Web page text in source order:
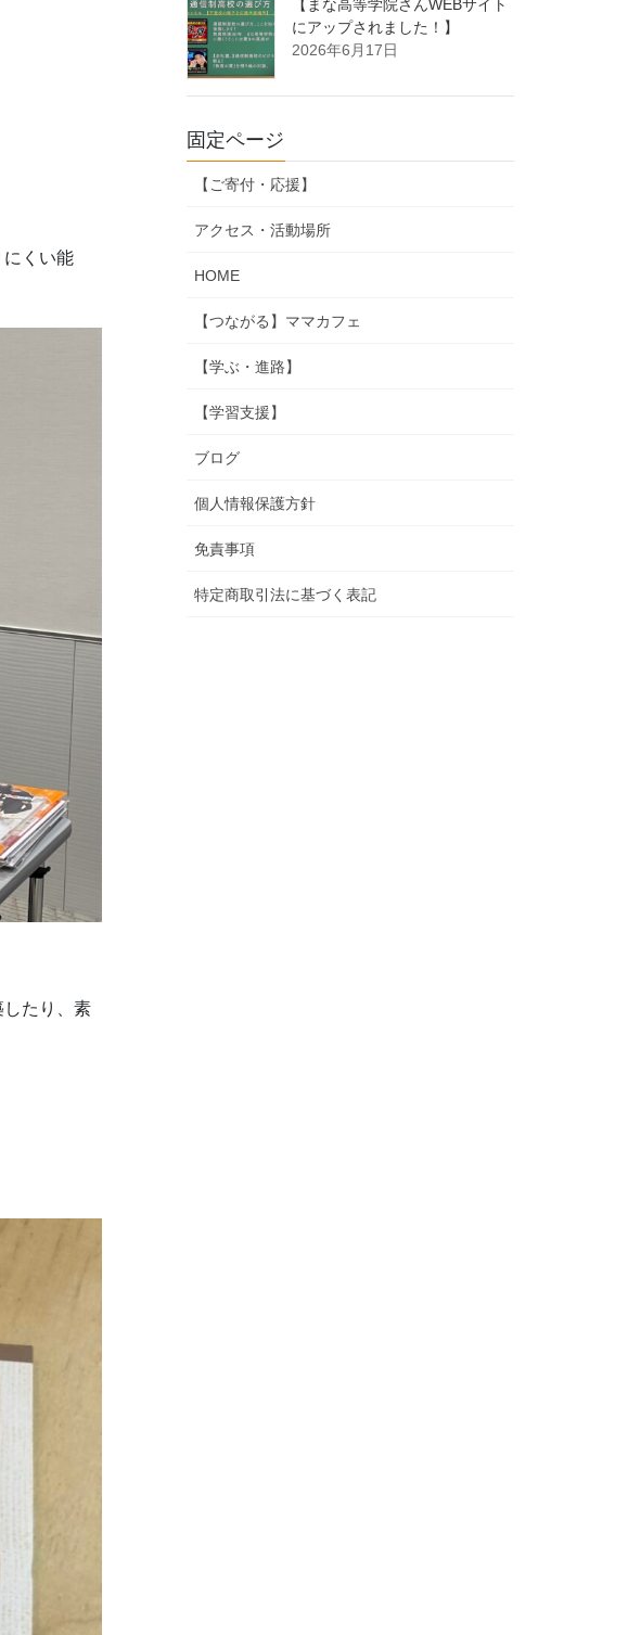
にくい能
たり、素
【まな高等学院さんWEBサイト
にアップされました！】
2026年6月17日
固定ページ
【ご寄付・応援】
アクセス・活動場所
HOME
【つながる】ママカフェ
【学ぶ・進路】
【学習支援】
ブログ
個人情報保護方針
免責事項
特定商取引法に基づく表記